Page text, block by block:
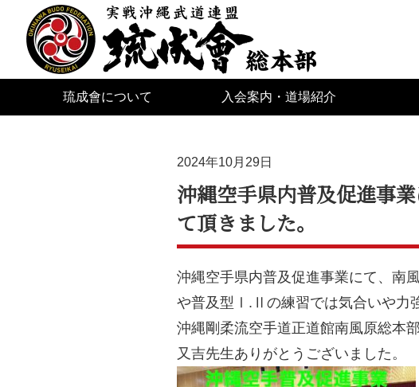
琉成會について 入会案内・道場紹介
2024年10月29日
沖縄空手県内普及促進事
て頂きました。
沖縄空手県内普及促進事業にて、南
や普及型Ⅰ.Ⅱの練習では気合いや力
沖縄剛柔流空手道正道館南風原総本
又吉先生ありがとうございました。